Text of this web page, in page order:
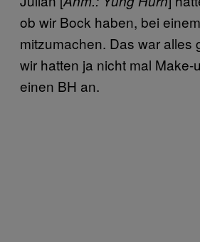
ob wir Bock haben, bei
mitzumachen. Das war
wir hatten ja nicht mal Make-
einen BH an.